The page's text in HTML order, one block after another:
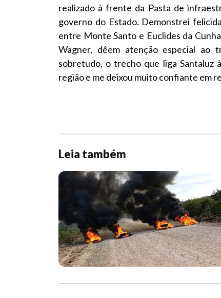
realizado à frente da Pasta de
governo do Estado. Demonstrei
entre Monte Santo e Euclides da
Wagner, dêem atenção especial
sobretudo, o trecho que liga Santaluz
região e me deixou muito confiante em
Leia também